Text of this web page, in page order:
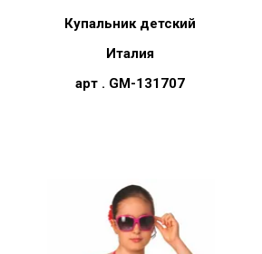
Купальник детский
Италия
арт . GM-131707